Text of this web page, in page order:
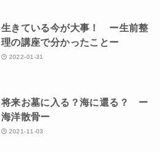
生きている今が大事！ ー生前整
理の講座で分かったことー
2022-01-31
将来お墓に入る？海に還る？ ー
海洋散骨ー
2021-11-03